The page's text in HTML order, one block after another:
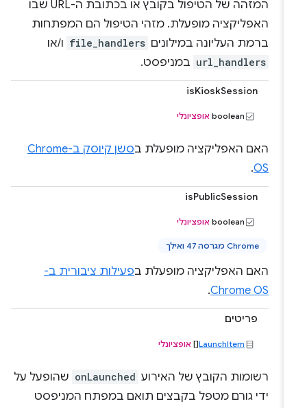
המזהה של הטיפול בקובץ או בכתובת ה-URL שבו
האפליקציה מופעלת. מזהי הטיפול הם המפתחות
ברמת העליונה במילונים file_handlers ו/או
url_handlers במניפסט.
isKioskSession
boolean אופציונלי
האם האפליקציה מופעלת ב
סשן קיוסק ב-Chrome
.
isPublicSession
boolean אופציונלי
Chrome מגרסה 47 ואילך
האם האפליקציה מופעלת בפעילות ציבורית ב-
Chrome OS
.
פריטים
LaunchItem
[]אופציונלי
רשומות הקובץ של האירוע onLaunched שהופעל על
ידי גורם מטפל בקבצים תואם במפתח המניפסט